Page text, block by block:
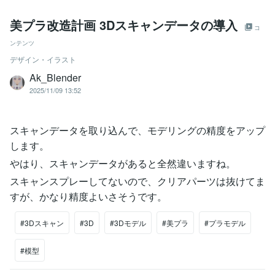
美プラ改造計画 3Dスキャンデータの導入
コ
ンテンツ
デザイン・イラスト
Ak_Blender
2025/11/09 13:52
スキャンデータを取り込んで、モデリングの精度をアップ
します。
やはり、スキャンデータがあると全然違いますね。
スキャンスプレーしてないので、クリアパーツは抜けてま
すが、かなり精度よいさそうです。
#3Dスキャン #3D #3Dモデル #美プラ #プラモデル
#模型